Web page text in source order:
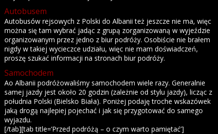
Autobusem
Autobusów rejsowych z Polski do Albanii też jeszcze nie ma, więc
można się tam wybrać jadąc z grupą zorganizowaną w wyjeździe
organizowanym przez jedno z biur podróży. Osobiście nie brałem
nigdy w takiej wycieczce udziału, więc nie mam doświadczeń,
proszę szukać informacji na stronach biur podróży.
Samochodem
Ao Albanii podróżowaliśmy samochodem wiele razy. Generalnie
samej jazdy jest około 20 godzin (zależnie od stylu jazdy), licząc z
południa Polski (Bielsko Biała). Poniżej podaję troche wskazówek
jaką drogą najlepiej pojechać i jak się przygotować do samego
wyjazdu.
[/tab][tab title=’Przed podróżą – o czym warto pamiętać’]